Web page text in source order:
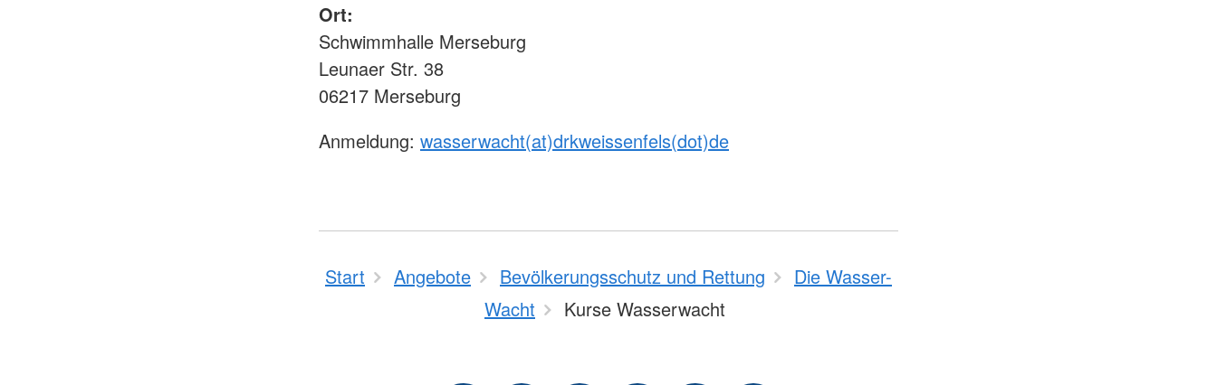
Ort:
Schwimmhalle Merseburg
Leunaer Str. 38
06217 Merseburg
Anmeldung: wasserwacht(at)drkweissenfels(dot)de
Start Angebote Bevölkerungsschutz und Rettung
Die Wasser-
Wacht
Kurse Wasserwacht